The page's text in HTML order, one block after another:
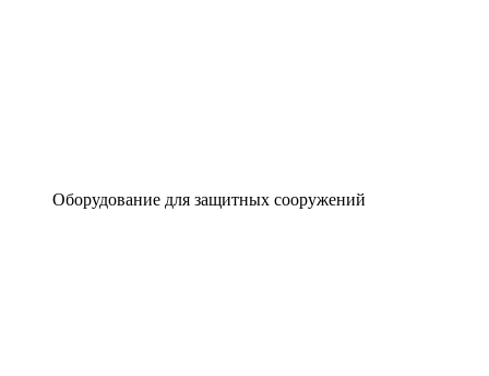
Оборудование для защитных сооружений